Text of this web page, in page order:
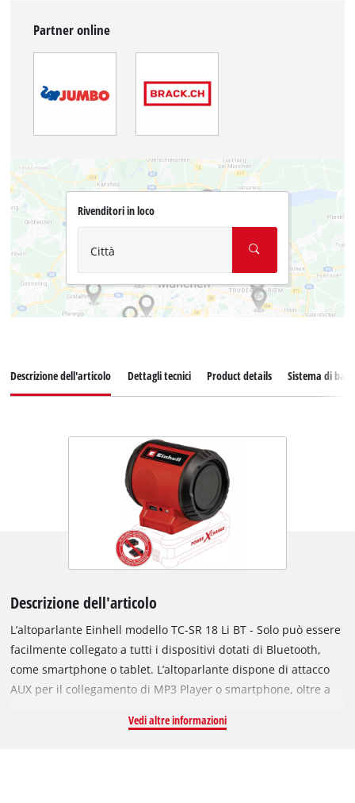
Partner online
Rivenditori in loco
Città
Descrizione dell'articolo Dettagli tecnici Product details Sistema di
Descrizione dell'articolo
L’altoparlante Einhell modello TC-SR 18 Li BT - Solo può essere
facilmente collegato a tutti i dispositivi dotati di Bluetooth,
come smartphone o tablet. L’altoparlante dispone di attacco
AUX per il collegamento di MP3 Player o smartphone, oltre a
Player. I comandi intuitivi ne agevolano la gestione. Facendo
Vedi altre informazioni